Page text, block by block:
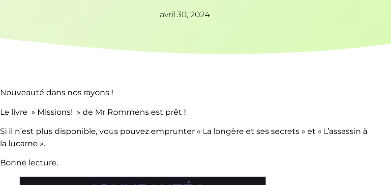
avril 30, 2024
Nouveauté dans nos rayons !
Le livre » Missions! » de Mr Rommens est prêt !
Si il n’est plus disponible, vous pouvez emprunter « La longère et ses secrets » et « L’assassin à
la lucarne ».
Bonne lecture.